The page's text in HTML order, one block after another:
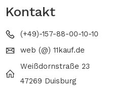
Kontakt
(+49)-157-88-00-10-10
web (@) 11kauf.de
Weißdornstraße 23
47269 Duisburg